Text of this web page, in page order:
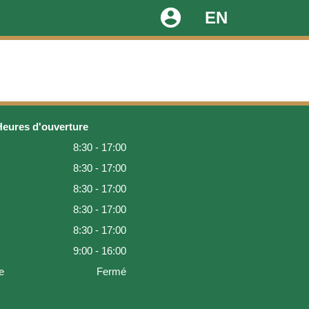
EN
account_circle
d'ouverture
8:30 - 17:00
8:30 - 17:00
8:30 - 17:00
8:30 - 17:00
8:30 - 17:00
9:00 - 16:00
Fermé